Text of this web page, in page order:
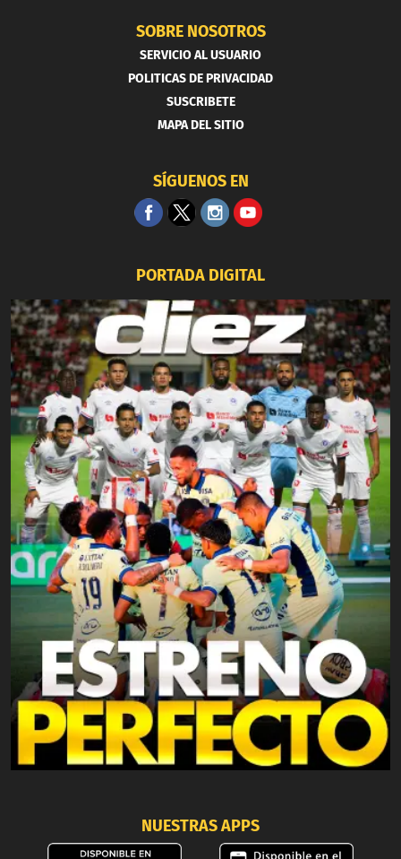
SOBRE NOSOTROS
SERVICIO AL USUARIO
POLITICAS DE PRIVACIDAD
SUSCRIBETE
MAPA DEL SITIO
SÍGUENOS EN
PORTADA DIGITAL
NUESTRAS APPS